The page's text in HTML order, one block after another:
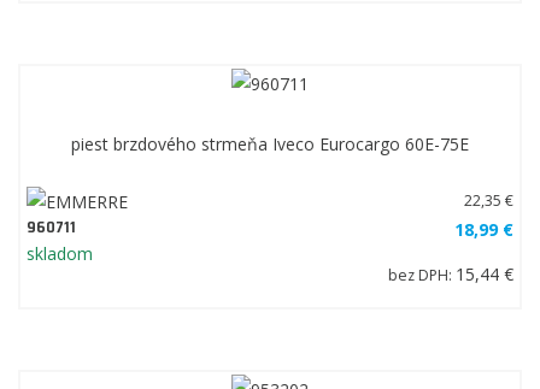
piest brzdového strmeňa Iveco Eurocargo 60E-75E
960711
skladom
22,35 €
18,99 €
bez DPH: 15,44 €